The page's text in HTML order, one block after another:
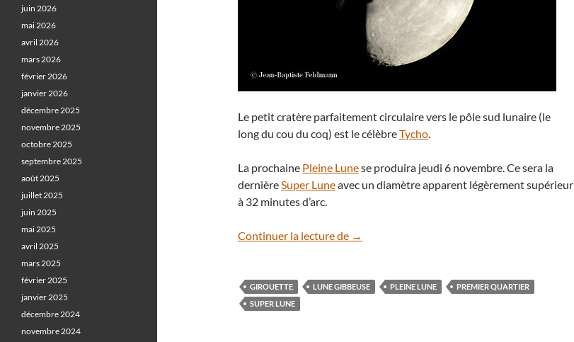
Le petit cratère parfaitement circulaire vers le pôle sud lunaire (le
long du cou du coq) est le célèbreTycho.
La prochaine Pleine Lunese produira jeudi 6 novembre. Ce sera la
dernièreSuper Luneavec un diamètre apparent légèrement supérieur
à 32 minutes d’arc.
Continuer la lecture de Lune gibbeuse du 2 novembre
→
GIROUETTE LUNE GIBBEUSE PLEINE LUNE
PREMIER QUARTIER
SUPER LUNE
juin 2026
mai 2026
avril 2026
mars 2026
février 2026
janvier 2026
décembre 2025
novembre 2025
octobre 2025
septembre 2025
août 2025
juillet 2025
juin 2025
mai 2025
avril 2025
mars 2025
février 2025
janvier 2025
décembre 2024
novembre 2024